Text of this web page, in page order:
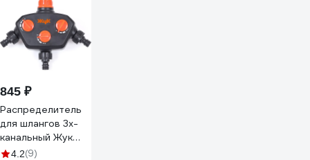
845 ₽
Распределитель
для шлангов 3х-
канальный Жук
4630035333604
4.2(9)